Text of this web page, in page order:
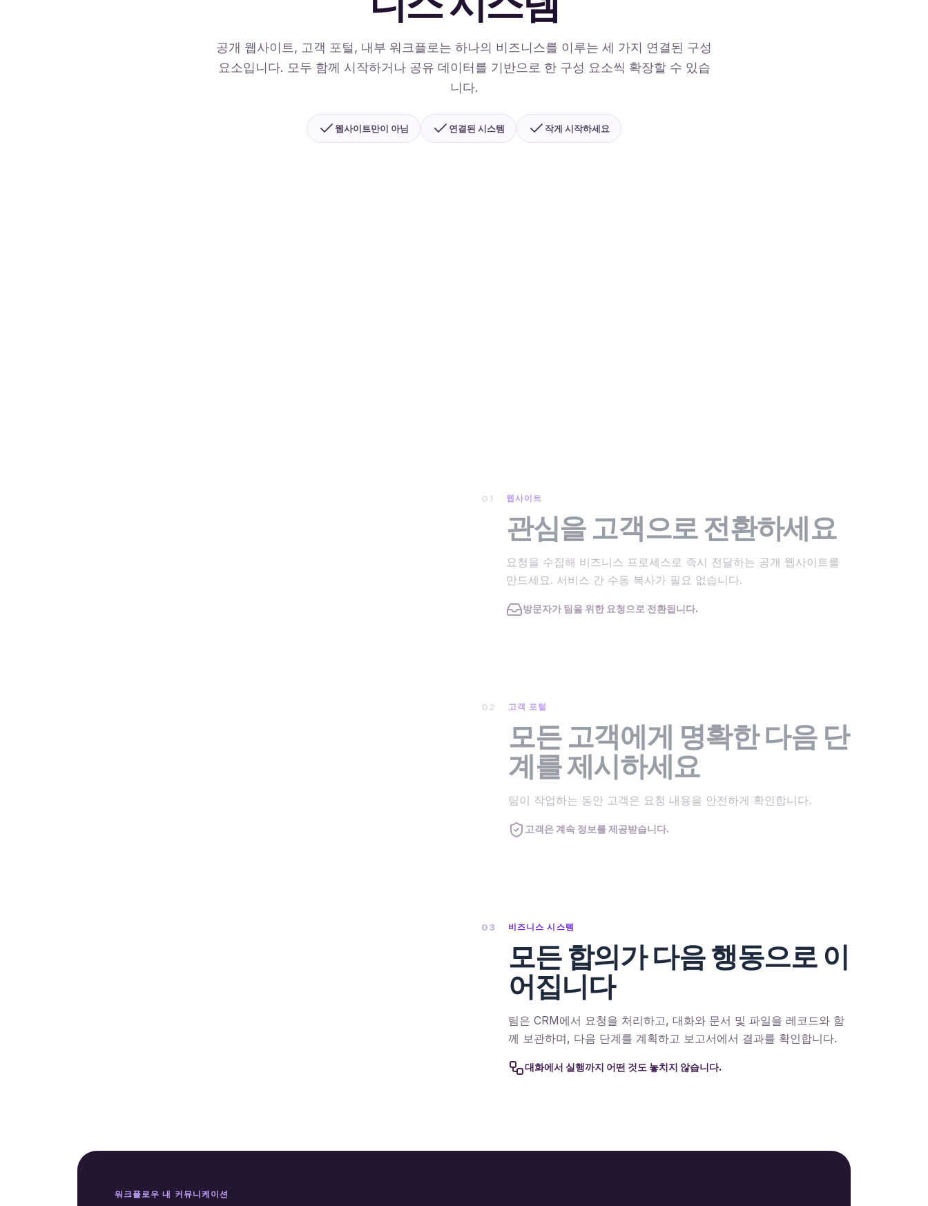
공개 웹사이트, 고객 포털, 내부 워크플로는 하나의 비즈니스를 이루는 세 가지 연결된 구성
요소입니다. 모두 함께 시작하거나 공유 데이터를 기반으로 한 구성 요소씩 확장할 수 있습
니다.
웹사이트만이 아님 연결된 시스템 작게 시작하세요
01 웹사이트
관심을 고객으로 전환하세요
요청을 수집해 비즈니스 프로세스로 즉시 전달하는 공개 웹사이트를
만드세요. 서비스 간 수동 복사가 필요 없습니다.
방문자가 팀을 위한 요청으로 전환됩니다.
02 고객 포털
모든 고객에게 명확한 다음 단
계를 제시하세요
팀이 작업하는 동안 고객은 요청 내용을 안전하게 확인합니다.
고객은 계속 정보를 제공받습니다.
03 비즈니스 시스템
모든 합의가 다음 행동으로 이
어집니다
팀은 CRM에서 요청을 처리하고, 대화와 문서 및 파일을 레코드와 함
께 보관하며, 다음 단계를 계획하고 보고서에서 결과를 확인합니다.
대화에서 실행까지 어떤 것도 놓치지 않습니다.
워크플로우 내 커뮤니케이션